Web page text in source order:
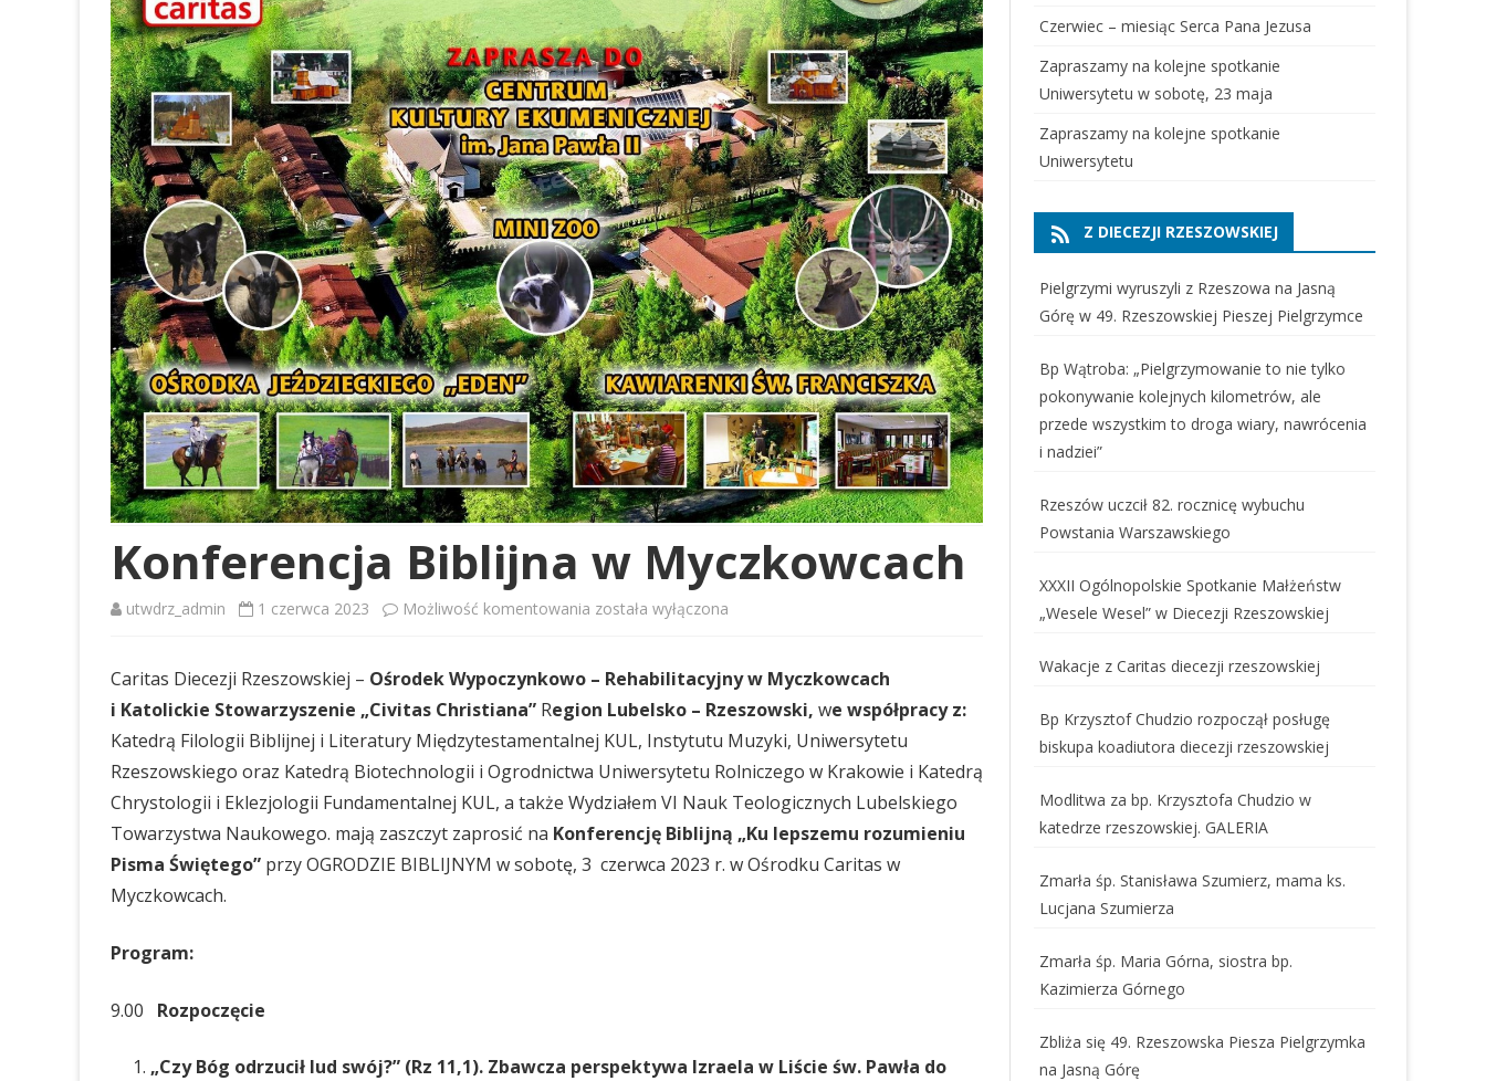
OGŁOSZENIA GALERIE 2021
GALERIE 2020
GALERIE RÓŻNE
Konferencja Biblijna w Myczkowcach
utwdrz_admin 1 czerwca 2023 Możliwość komentowania Konferencja
w
Myczkowcach
została wyłączona
Caritas Diecezji Rzeszowskiej – Ośrodek Wypoczynkowo – Rehabilitacyjny w Myczkowcach
i Katolickie Stowarzyszenie „Civitas Christiana” Region Lubelsko – Rzeszowski, we współpracy z:
Katedrą Filologii Biblijnej i Literatury Międzytestamentalnej KUL, Instytutu Muzyki, Uniwersytetu
Rzeszowskiego oraz Katedrą Biotechnologii i Ogrodnictwa Uniwersytetu Rolniczego w Krakowie i Katedrą
Chrystologii i Eklezjologii Fundamentalnej KUL, a także Wydziałem VI Nauk Teologicznych Lubelskiego
Towarzystwa Naukowego. mają zaszczyt zaprosić na Konferencję Biblijną „Ku lepszemu rozumieniu
Pisma Świętego” przy OGRODZIE BIBLIJNYM w sobotę, 3 czerwca 2023 r. w Ośrodku Caritas w
Myczkowcach.
Program:
9.00 Rozpoczęcie
„Czy Bóg odrzucił lud swój?” (Rz 11,1). Zbawcza perspektywa Izraela w Liście św. Pawła do
Czerwiec – miesiąc Serca Pana Jezusa
Zapraszamy na kolejne spotkanie
Uniwersytetu w sobotę, 23 maja
Zapraszamy na kolejne spotkanie
Uniwersytetu
Z DIECEZJI RZESZOWSKIEJ
Pielgrzymi wyruszyli z Rzeszowa na Jasną
Górę w 49. Rzeszowskiej Pieszej Pielgrzymce
Bp Wątroba: „Pielgrzymowanie to nie tylko
pokonywanie kolejnych kilometrów, ale
przede wszystkim to droga wiary, nawrócenia
i nadziei”
Rzeszów uczcił 82. rocznicę wybuchu
Powstania Warszawskiego
XXXII Ogólnopolskie Spotkanie Małżeństw
„Wesele Wesel” w Diecezji Rzeszowskiej
Wakacje z Caritas diecezji rzeszowskiej
Bp Krzysztof Chudzio rozpoczął posługę
biskupa koadiutora diecezji rzeszowskiej
Modlitwa za bp. Krzysztofa Chudzio w
katedrze rzeszowskiej. GALERIA
Zmarła śp. Stanisława Szumierz, mama ks.
Lucjana Szumierza
Zmarła śp. Maria Górna, siostra bp.
Kazimierza Górnego
Zbliża się 49. Rzeszowska Piesza Pielgrzymka
na Jasną Górę